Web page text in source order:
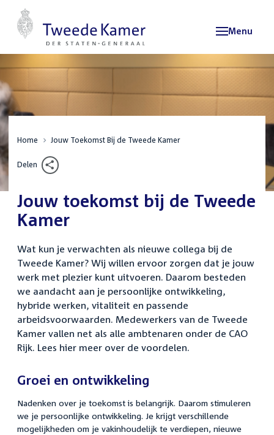
Menu
Home Jouw Toekomst Bij de Tweede Kamer
Delen
Jouw toekomst bij de Tweede
Kamer
Wat kun je verwachten als nieuwe collega bij de
Tweede Kamer? Wij willen ervoor zorgen dat je jouw
werk met plezier kunt uitvoeren. Daarom besteden
we aandacht aan je persoonlijke ontwikkeling,
hybride werken, vitaliteit en passende
arbeidsvoorwaarden. Medewerkers van de Tweede
Kamer vallen net als alle ambtenaren onder de CAO
Rijk. Lees hier meer over de voordelen.
Groei en ontwikkeling
Nadenken over je toekomst is belangrijk. Daarom stimuleren
we je persoonlijke ontwikkeling. Je krijgt verschillende
mogelijkheden om je vakinhoudelijk te verdiepen, nieuwe